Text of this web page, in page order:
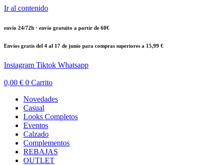
Ir al contenido
envío 24/72h · envío gratuito a partir de 60€
Envíos gratis del 4 al 17 de junio para compras superiores a 15,99 €
Instagram Tiktok Whatsapp
0,00 € 0 Carrito
Novedades
Casual
Looks Completos
Eventos
Calzado
Complementos
REBAJAS
OUTLET